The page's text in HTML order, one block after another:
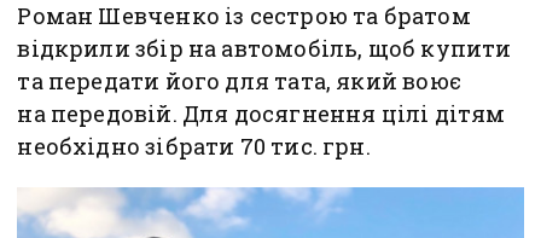
Роман Шевченко із сестрою та братом
відкрили збір на автомобіль, щоб купити
та передати його для тата, який воює
на передовій. Для досягнення цілі дітям
необхідно зібрати 70 тис. грн.